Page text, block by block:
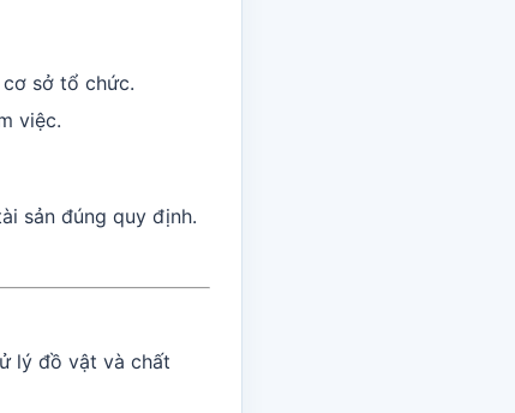
sở tổ chức.
việc.
sản đúng quy định.
lý đồ vật và chất